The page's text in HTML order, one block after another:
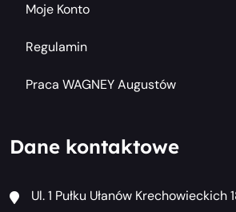
Moje Konto
Regulamin
Praca WAGNEY Augustów
Dane kontaktowe
Ul. 1 Pułku Ułanów Krechowieckich